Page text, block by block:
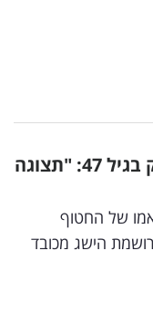
עינב צנגאוקר רושמת הישג ענק בגיל 47: "תצוגה
של החטוף
הישג מכובד